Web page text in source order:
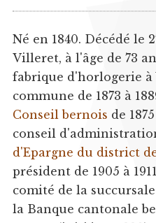
Né en 1840. Décédé le
Villeret, à l'âge de 73
fabrique d'horlogerie
commune de 1873 à
Conseil bernois de
conseil
d'Epargne du district
président de 1905 à
comité de la
la Banque cantonale